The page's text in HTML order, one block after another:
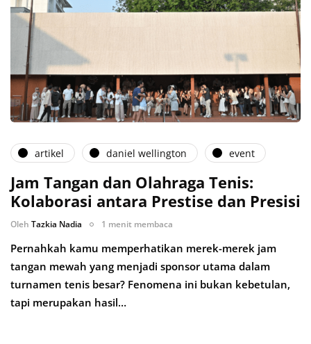
artikel daniel wellington event
Jam Tangan dan Olahraga Tenis:
Kolaborasi antara Prestise dan Presisi
Oleh Tazkia Nadia 1 menit membaca
Pernahkah kamu memperhatikan merek-merek jam
tangan mewah yang menjadi sponsor utama dalam
turnamen tenis besar? Fenomena ini bukan kebetulan,
tapi merupakan hasil…